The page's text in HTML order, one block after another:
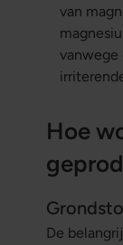
van
vanwege
Hoe
De